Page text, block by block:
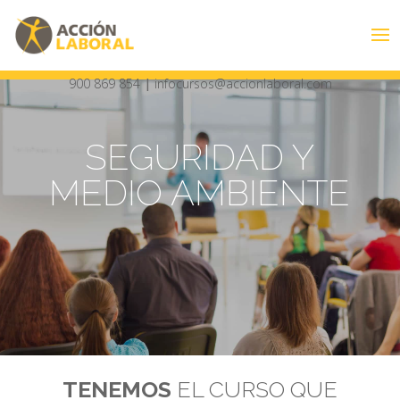
900 869 854 |infocursos@accionlaboral.com
SEGURIDAD Y
MEDIO AMBIENTE
TENEMOS EL CURSO QUE